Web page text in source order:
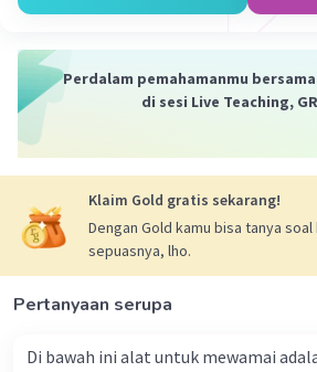
Perdalam pemahamanmu
di sesi Live Teaching,
Klaim Gold gratis sekarang!
Dengan Gold kamu bisa tanya soal
sepuasnya, lho.
Pertanyaan serupa
Di bawah ini alat untuk mewamai